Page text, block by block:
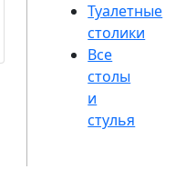
Туалетные
столики